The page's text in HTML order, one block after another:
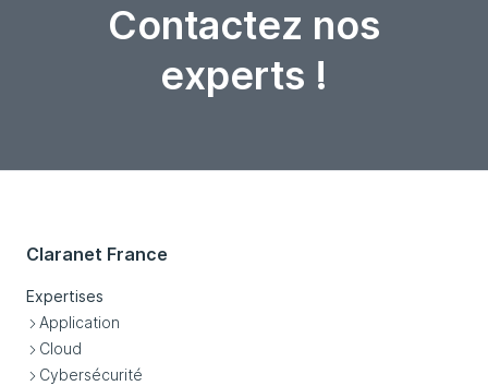
Contactez nos
experts !
Claranet France
Expertises
Application
Cloud
Cybersécurité